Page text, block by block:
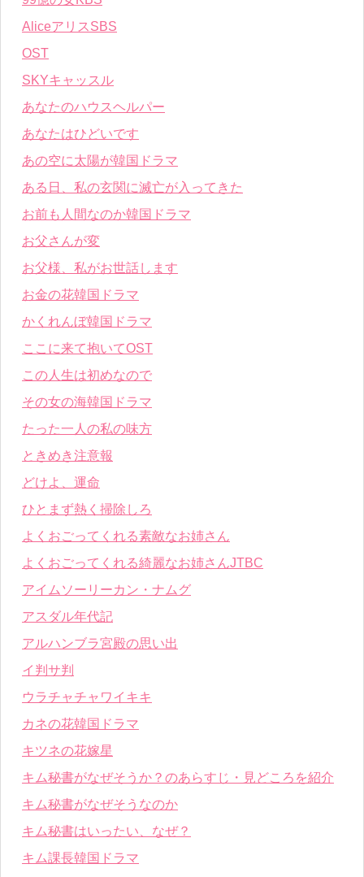
AliceアリスSBS
OST
SKYキャッスル
あなたのハウスヘルパー
あなたはひどいです
あの空に太陽が韓国ドラマ
ある日、私の玄関に滅亡が入ってきた
お前も人間なのか韓国ドラマ
お父さんが変
お父様、私がお世話します
お金の花韓国ドラマ
かくれんぼ韓国ドラマ
ここに来て抱いてOST
この人生は初めなので
その女の海韓国ドラマ
たった一人の私の味方
ときめき注意報
どけよ、運命
ひとまず熱く掃除しろ
よくおごってくれる素敵なお姉さん
よくおごってくれる綺麗なお姉さんJTBC
アイムソーリーカン・ナムグ
アスダル年代記
アルハンブラ宮殿の思い出
イ判サ判
ウラチャチャワイキキ
カネの花韓国ドラマ
キツネの花嫁星
キム秘書がなぜそうか？のあらすじ・見どころを紹介
キム秘書がなぜそうなのか
キム秘書はいったい、なぜ？
キム課長韓国ドラマ